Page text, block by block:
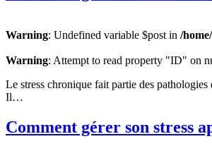
Warning: Undefined variable $post in /
Warning: Attempt to read property "ID" on
Le stress chronique fait partie des
Il…
Comment gérer son stress